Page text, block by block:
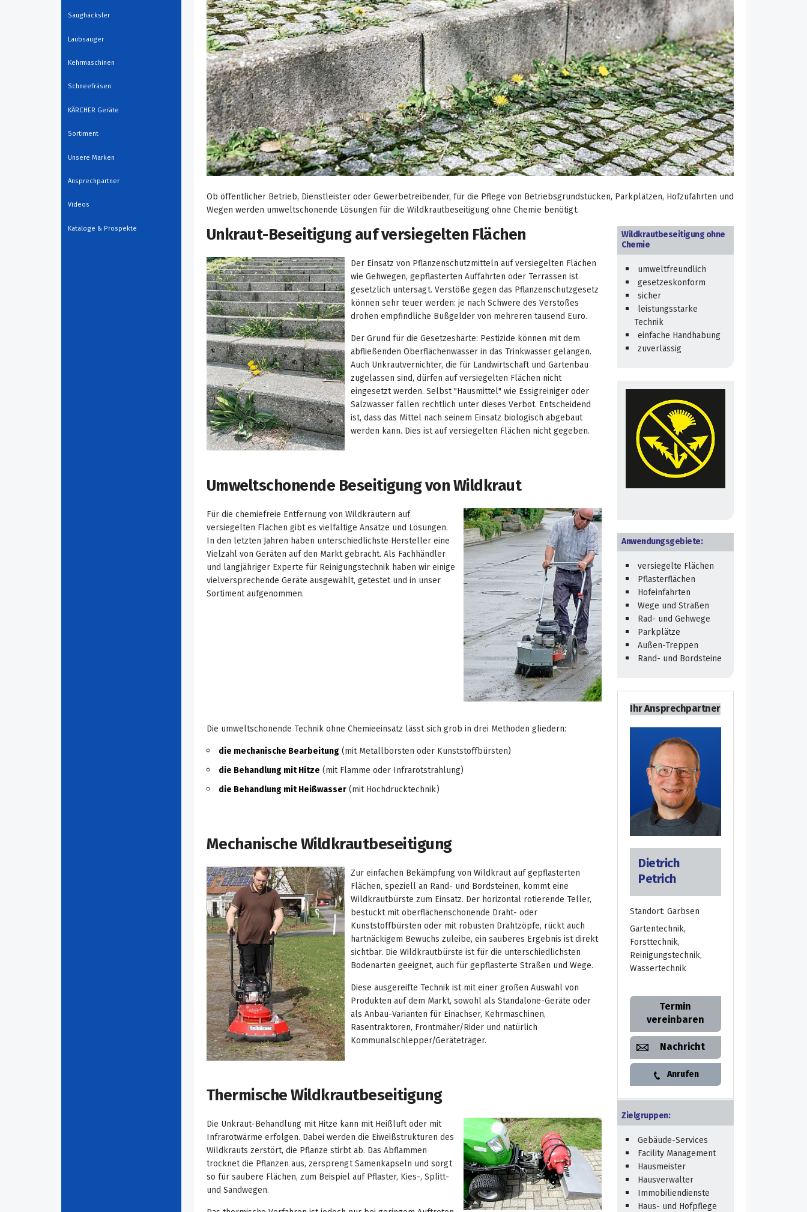
Saughäcksler
Laubsauger
Kehrmaschinen
Schneefräsen
KÄRCHER Geräte
Sortiment
Unsere Marken
Ansprechpartner
Videos
Kataloge & Prospekte
Ob öffentlicher Betrieb, Dienstleister oder Gewerbetreibender, für die Pflege von Betriebsgrundstücken, Parkplätzen, Hofzufahrten und
Wegen werden umweltschonende Lösungen für die Wildkrautbeseitigung ohne Chemie benötigt.
Unkraut-Beseitigung auf versiegelten Flächen
Der Einsatz von Pflanzenschutzmitteln auf versiegelten Flächen
wie Gehwegen, gepflasterten Auffahrten oder Terrassen ist
gesetzlich untersagt. Verstöße gegen das Pflanzenschutzgesetz
können sehr teuer werden: je nach Schwere des Verstoßes
drohen empfindliche Bußgelder von mehreren tausend Euro.
Der Grund für die Gesetzeshärte: Pestizide können mit dem
abfließenden Oberflächenwasser in das Trinkwasser gelangen.
Auch Unkrautvernichter, die für Landwirtschaft und Gartenbau
zugelassen sind, dürfen auf versiegelten Flächen nicht
eingesetzt werden. Selbst "Hausmittel" wie Essigreiniger oder
Salzwasser fallen rechtlich unter dieses Verbot. Entscheidend
ist, dass das Mittel nach seinem Einsatz biologisch abgebaut
werden kann. Dies ist auf versiegelten Flächen nicht gegeben.
Umweltschonende Beseitigung von Wildkraut
Für die chemiefreie Entfernung von Wildkräutern auf
versiegelten Flächen gibt es vielfältige Ansätze und Lösungen.
In den letzten Jahren haben unterschiedlichste Hersteller eine
Vielzahl von Geräten auf den Markt gebracht. Als Fachhändler
und langjähriger Experte für Reinigungstechnik haben wir einige
vielversprechende Geräte ausgewählt, getestet und in unser
Sortiment aufgenommen.
Die umweltschonende Technik ohne Chemieeinsatz lässt sich grob in drei Methoden gliedern:
die mechanische Bearbeitung (mit Metallborsten oder Kunststoffbürsten)
die Behandlung mit Hitze (mit Flamme oder Infrarotstrahlung)
die Behandlung mit Heißwasser(mit Hochdrucktechnik)
Mechanische Wildkrautbeseitigung
Zur einfachen Bekämpfung von Wildkraut auf gepflasterten
Flächen, speziell an Rand- und Bordsteinen, kommt eine
Wildkrautbürste zum Einsatz. Der horizontal rotierende Teller,
bestückt mit oberflächenschonende Draht- oder
Kunststoffbürsten oder mit robusten Drahtzöpfe, rückt auch
hartnäckigem Bewuchs zuleibe, ein sauberes Ergebnis ist direkt
sichtbar. Die Wildkrautbürste ist für die unterschiedlichsten
Bodenarten geeignet, auch für gepflasterte Straßen und Wege.
Diese ausgereifte Technik ist mit einer großen Auswahl von
Produkten auf dem Markt, sowohl als Standalone-Geräte oder
als Anbau-Varianten für Einachser, Kehrmaschinen,
Rasentraktoren, Frontmäher/Rider und natürlich
Kommunalschlepper/Geräteträger.
Thermische Wildkrautbeseitigung
Die Unkraut-Behandlung mit Hitze kann mit Heißluft oder mit
Infrarotwärme erfolgen. Dabei werden die Eiweißstrukturen des
Wildkrauts zerstört, die Pflanze stirbt ab. Das Abflammen
trocknet die Pflanzen aus, zersprengt Samenkapseln und sorgt
so für saubere Flächen, zum Beispiel auf Pflaster, Kies-, Splitt-
und Sandwegen.
Wildkrautbeseitigung ohne
Chemie
umweltfreundlich
gesetzeskonform
sicher
leistungsstarke
Technik
einfache Handhabung
zuverlässig
Anwendungsgebiete:
versiegelte Flächen
Pflasterflächen
Hofeinfahrten
Wege und Straßen
Rad- und Gehwege
Parkplätze
Außen-Treppen
Rand- und Bordsteine
Ihr Ansprechpartner
Dietrich
Petrich
Standort: Garbsen
Gartentechnik,
Forsttechnik,
Reinigungstechnik,
Wassertechnik
Termin
vereinbaren
Nachricht
Anrufen
Zielgruppen:
Gebäude-Services
Facility Management
Hausmeister
Hausverwalter
Immobiliendienste
Haus- und Hofpflege